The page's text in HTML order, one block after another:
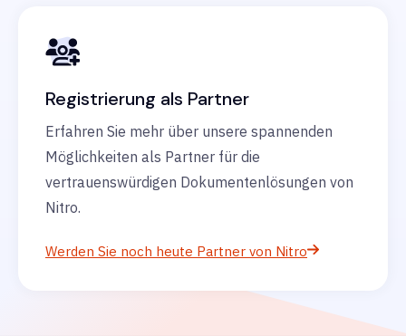
Registrierung als Partner
Erfahren Sie mehr über unsere spannenden
Möglichkeiten als Partner für die
vertrauenswürdigen Dokumentenlösungen von
Nitro.
Werden Sie noch heute Partner von Nitro